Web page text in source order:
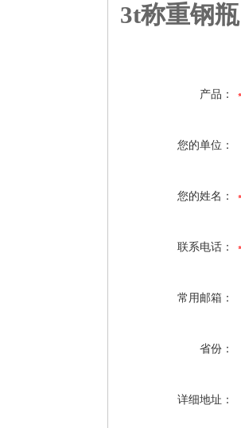
3t称重钢
产品：
您的单位：
您的姓名：
联系电话：
常用邮箱：
省份：
详细地址：